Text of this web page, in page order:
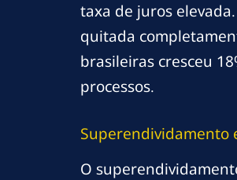
taxa de juros
quitada
brasileiras cresceu
processos.
Superendividamento
O